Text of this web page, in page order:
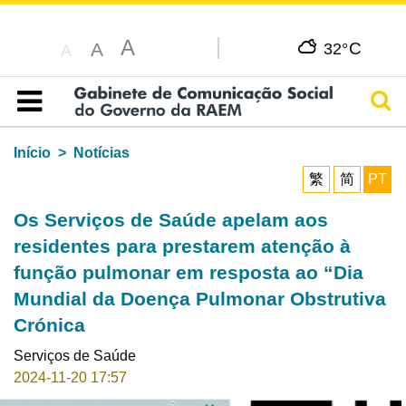
A A A 32°C
Índice
Início
Notícias
繁
简 PT
Os Serviços de Saúde apelam aos
residentes para prestarem atenção à
função pulmonar em resposta ao “Dia
Mundial da Doença Pulmonar Obstrutiva
Crónica
Serviços de Saúde
2024-11-20 17:57